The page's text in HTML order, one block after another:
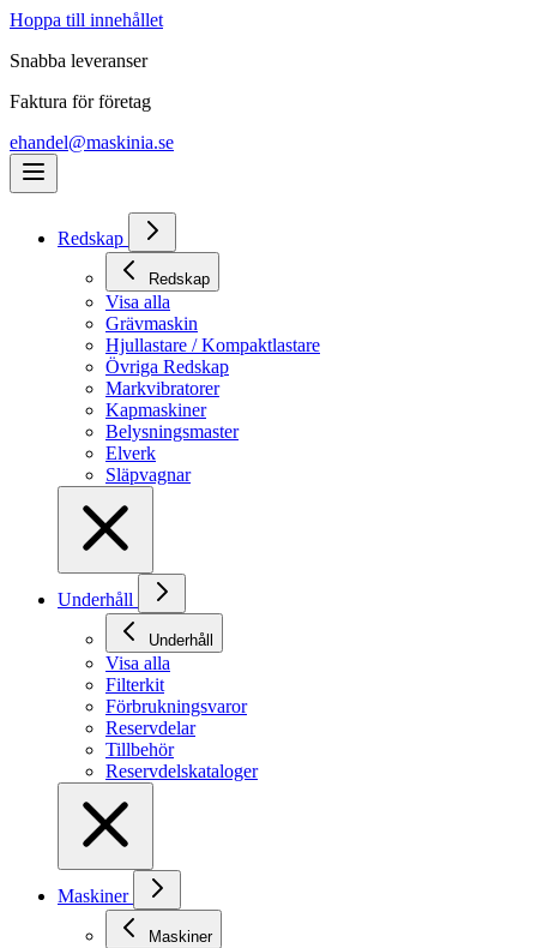
Hoppa till innehållet
Snabba leveranser
Faktura för företag
ehandel@maskinia.se
Redskap
Redskap
Visa alla
Grävmaskin
Hjullastare / Kompaktlastare
Övriga Redskap
Markvibratorer
Kapmaskiner
Belysningsmaster
Elverk
Släpvagnar
Underhåll
Underhåll
Visa alla
Filterkit
Förbrukningsvaror
Reservdelar
Tillbehör
Reservdelskataloger
Maskiner
Maskiner